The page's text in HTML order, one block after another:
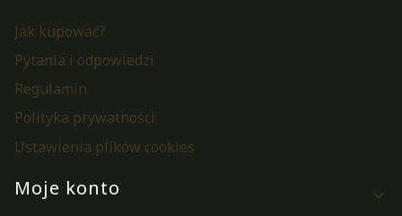
Jak kupować?
Pytania i odpowiedzi
Regulamin
Polityka prywatności
Ustawienia plików cookies
Moje konto